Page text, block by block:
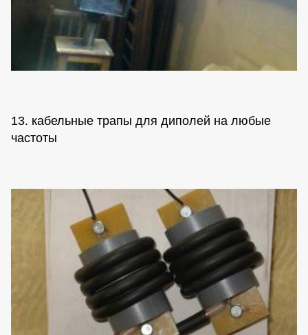
13. кабельные трапы для диполей на любые
частоты